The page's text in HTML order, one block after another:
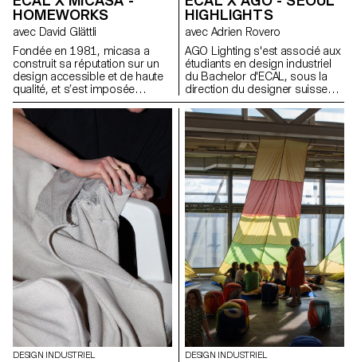
HOMEWORKS
avec David Glättli
Fondée en 1981, micasa a
construit sa réputation sur un
design accessible et de haute
qualité, et s’est imposée
comme leader en Suisse.
Fidèle à une approche du
design démocratique, pensée
pour s’intégrer naturellement au
quotidien, l’entreprise s’est
associée à l'ECAL pour
développer HOMEWORKS, une
collection limitée invitant une
nouvelle génération à repenser
la manière dont les espaces de
vie se façonnent et la façon
dont le design peut devenir une
présence active et porteuse de
sens dans les usages de tous
les jours.
HIGHLIGHTS
avec Adrien Rovero
AGO Lighting s'est associé aux
étudiants en design industriel
du Bachelor d'ECAL, sous la
direction du designer suisse
Adrien Rovero, pour concevoir
une collection d'installations
lumineuses destinées à des
lieux publics tels que des
musées, des halls d'hôtel, des
cafés, etc. En mettant
principalement l'accent sur
l'aspect spatial de la lumière,
notre approche a consisté à
concevoir des structures
lumineuses à partir des
composants fournis par AGO
et inspirées par le tissu urbain
de Séoul, plutôt que de créer
de simples lampes.
DESIGN INDUSTRIEL DESIGN INDUSTRIEL